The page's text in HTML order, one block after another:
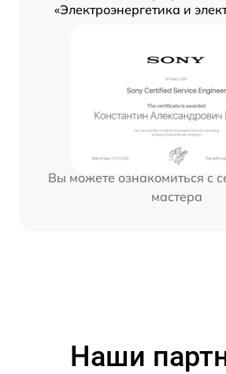
«Электроэнергетика и
Вы можете ознакомиться с
мастера
Наши